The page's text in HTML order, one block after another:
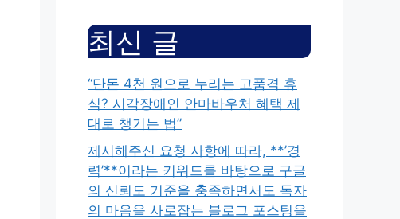
최신 글
“단돈 4천 원으로 누리는 고품격 휴
식? 시각장애인 안마바우처 혜택 제
대로 챙기는 법”
제시해주신 요청 사항에 따라, **’경
력’**이라는 키워드를 바탕으로 구글
의 신뢰도 기준을 충족하면서도 독자
의 마음을 사로잡는 블로그 포스팅을